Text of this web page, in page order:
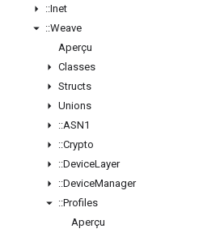
::Inet
::Weave
Aperçu
Classes
Structs
Unions
::ASN1
::Crypto
::DeviceLayer
::DeviceManager
::Profiles
Aperçu